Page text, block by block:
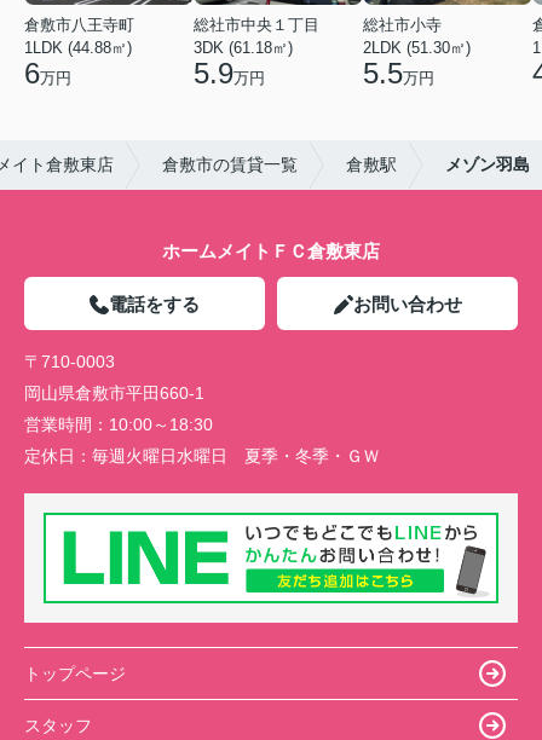
倉敷市八王寺町
1LDK (44.88㎡)
6万円
総社市中央１丁目
3DK (61.18㎡)
5.9万円
総社市小寺
2LDK (51.30㎡)
5.5万円
イト倉敷東店 倉敷市の賃貸一覧 倉敷駅 メゾン羽島
ホームメイトＦＣ倉敷東店
電話をする お問い合わせ
〒710-0003
岡山県倉敷市平田660-1
営業時間： 10:00～18:30
定休日： 毎週火曜日水曜日 夏季・冬季・ＧＷ
トップページ
スタッフ